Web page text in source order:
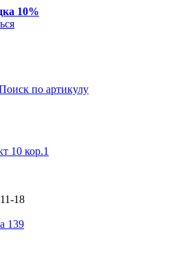
10%
по артикулу
10 кор.1
18
139